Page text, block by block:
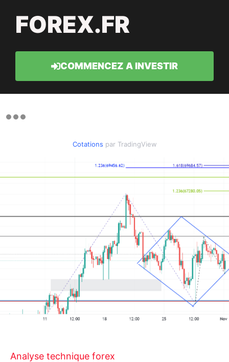
FOREX.FR
COMMENCEZ A INVESTIR
Cotations par TradingView
Analyse technique forex